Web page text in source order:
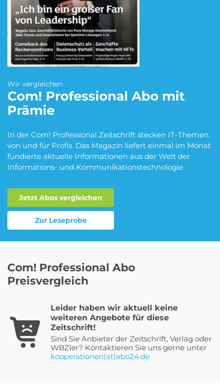
Blumen Abo
eBook Abo
Fitness Abo
Kino Abo Kochbox Abo
Musik-Streaming Abo
Süßigkeiten Abo Zeitschriften Abo
Wir vergleichen
Com! Professional Abo mit
Prämie
In der Com! Professional Zeitschrift stecken IT-Themen
von und für Profis. Das Magazin liefert einmal im Monat
fundierte aktuelle Informationen aus der Welt der
Informations- und Kommunikationstechnologie.
Jetzt Abos vergleichen
Zur Leseprobe
Com! Professional Abo
Preisvergleich
Leider haben wir aktuell keine
weiteren Angebote für diese
Zeitschrift!
Sind Sie Anbieter der Zeitschrift, Verlag oder
WBZler? Kontaktieren Sie uns gerne unter
kooperationen(at)abo24.de